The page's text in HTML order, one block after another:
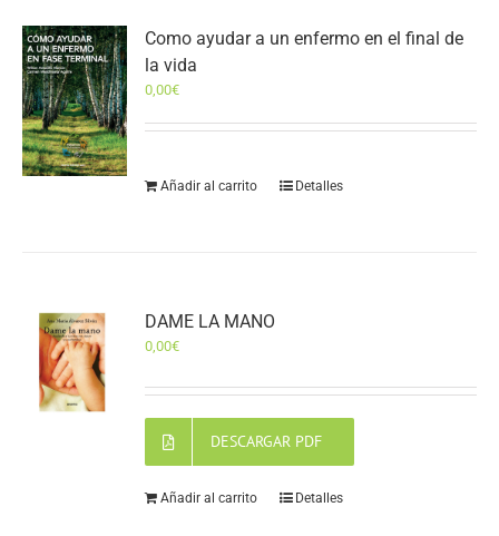
Como ayudar a un enfermo en el final de
la vida
0,00€
Añadir al carrito Detalles
DAME LA MANO
0,00€
DESCARGAR PDF
Añadir al carrito Detalles